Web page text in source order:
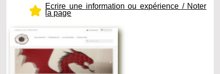
Ecrire une information ou expérience / Noter
la page